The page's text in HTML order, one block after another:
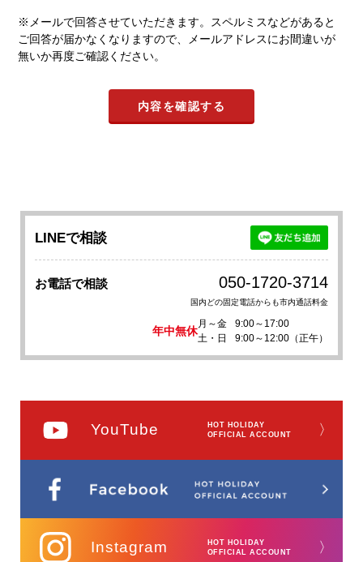
※メールで回答させていただきます。スペルミスなどがあると
ご回答が届かなくなりますので、メールアドレスにお間違いが
無いか再度ご確認ください。
LINEで相談
お電話で相談 050-1720-3714
国内どの固定電話からも市内通話料金
年中無休
月～金
9:00～17:00
土・日
9:00～12:00（正午）
YouTube
HOT HOLIDAY
OFFICIAL ACCOUNT
〉
Instagram
HOT HOLIDAY
OFFICIAL ACCOUNT
〉